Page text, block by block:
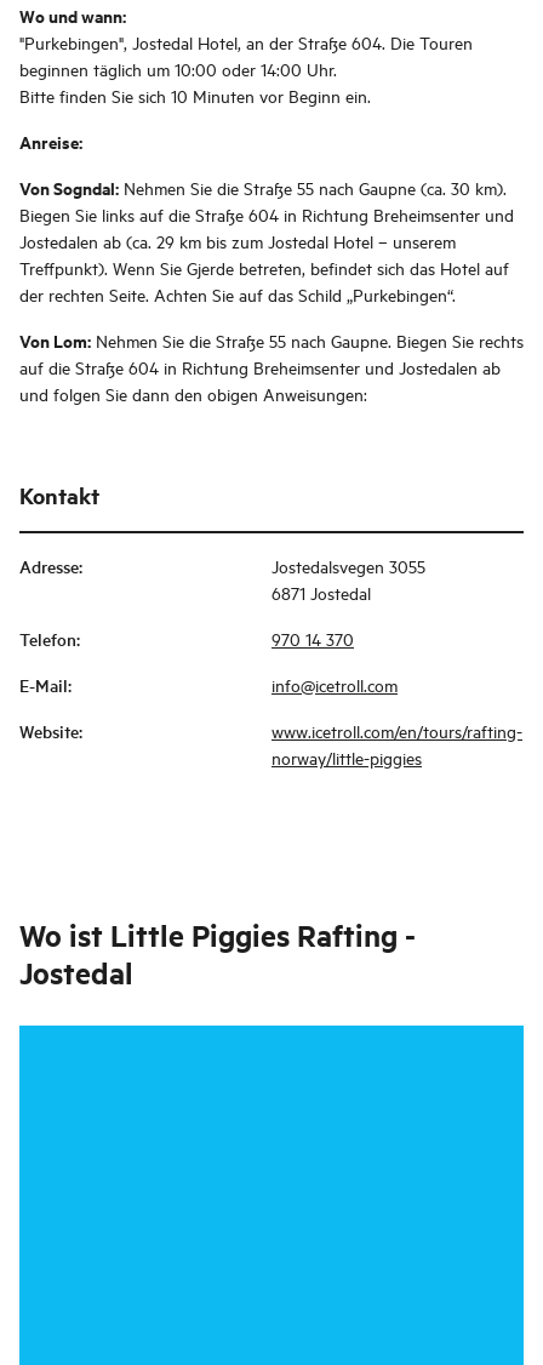
Wo und wann:
"Purkebingen", Jostedal Hotel, an der Straße 604. Die Touren
beginnen täglich um 10:00 oder 14:00 Uhr.
Bitte finden Sie sich 10 Minuten vor Beginn ein.
Anreise:
Von Sogndal: Nehmen Sie die Straße 55 nach Gaupne (ca. 30 km).
Biegen Sie links auf die Straße 604 in Richtung Breheimsenter und
Jostedalen ab (ca. 29 km bis zum Jostedal Hotel – unserem
Treffpunkt). Wenn Sie Gjerde betreten, befindet sich das Hotel auf
der rechten Seite. Achten Sie auf das Schild „Purkebingen“.
Von Lom: Nehmen Sie die Straße 55 nach Gaupne. Biegen Sie rechts
auf die Straße 604 in Richtung Breheimsenter und Jostedalen ab
und folgen Sie dann den obigen Anweisungen:
Kontakt
Adresse:
Jostedalsvegen 3055
6871 Jostedal
Telefon: 970 14 370
E-Mail: info@icetroll.com
Website:
www.icetroll.com/en/tours/rafting-
norway/little-piggies
Wo ist Little Piggies Rafting -
Jostedal